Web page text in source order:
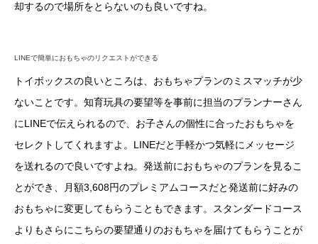
却するので場所をとらないのも良いですね。
LINEで簡単におもちゃのリクエストができる
トイボックスの良いところは、おもちゃプランのミスマッチが少
ないことです。知育玩具の要望等を事前に担当のプランナーさん
にLINEで伝えられるので、お子さんの個性に合ったおもちゃを
セレクトしてくれますよ。LINEだと手軽かつ気軽にメッセージ
を送れるので良いですよね。発送前におもちゃのプランを見るこ
とができ、月額3,608円のプレミアムコースだと発送前に好みの
おもちゃに変更してもらうこともできます。スタンダードコース
よりもさらにこちらの要望通りのおもちゃを届けてもらうことが